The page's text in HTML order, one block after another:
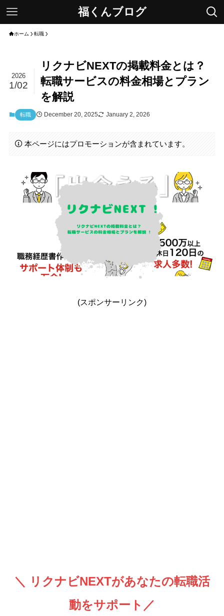
福くんブログ
ホーム 転職
リクナビNEXTの掲載料金とは？
転職サービスの料金相場とプラン
を解説
2026
1/02
転職 December 20, 2025 January 2, 2026
本ページにはプロモーションが含まれています。
(スポンサーリンク)
＼ リクナビNEXTがあなたの転職活
動をサポート／